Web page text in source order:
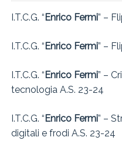
I.T.C.G. “Enrico Fermi” –
I.T.C.G. “Enrico Fermi” –
I.T.C.G. “Enrico Fermi” –
tecnologia A.S. 23-24
I.T.C.G. “Enrico Fermi” –
digitali e frodi A.S. 23-24